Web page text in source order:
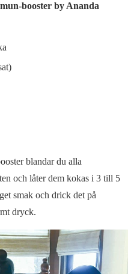
booster by Ananda
blandar du alla
och låter dem kokas i 3 till 5
smak och drick det på
dryck.